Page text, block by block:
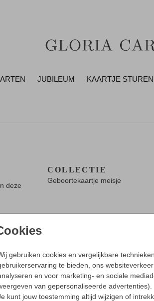
JUBILEUM KAARTJE STUREN
gebruiken cookies en vergelijkbare
te bieden, ons
en voor marketing- en sociale
van gepersonaliseerde advertenties).
kunt jouw toestemming altijd wijzigen of
deze
COLLECTIE
Geboortekaartje meisje
OOK LEUK